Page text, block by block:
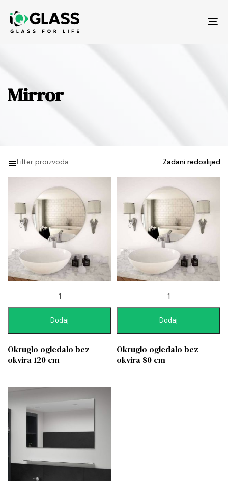
Mirror
Filter proizvoda
Dodaj
Okruglo ogledalo bez
okvira 120 cm
Dodaj
Okruglo ogledalo bez
okvira 80 cm